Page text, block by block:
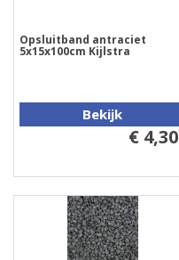
Opsluitband antraciet
5x15x100cm Kijlstra
Bekijk
€ 4,30